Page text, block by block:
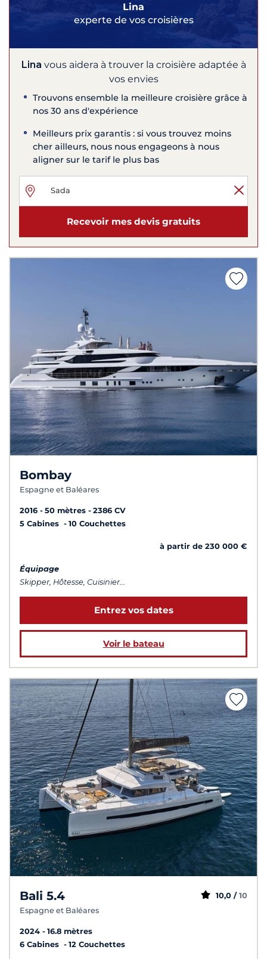
Lina
experte de vos croisières
Lina vous aidera à trouver la croisière adaptée à
vos envies
Trouvons ensemble la meilleure croisière grâce à
nos 30 ans d'expérience
Meilleurs prix garantis : si vous trouvez moins
cher ailleurs, nous nous engageons à nous
aligner sur le tarif le plus bas
Recevoir mes devis gratuits
Bombay
Espagne et Baléares
2016 50 mètres
2386 CV
5 Cabines
10 Couchettes
à partir de 230 000 €
Équipage
Skipper, Hôtesse, Cuisinier...
Entrez vos dates
Voir le bateau
Bali 5.4
Espagne et Baléares
10,0 / 10
2024
16.8 mètres
6 Cabines
12 Couchettes